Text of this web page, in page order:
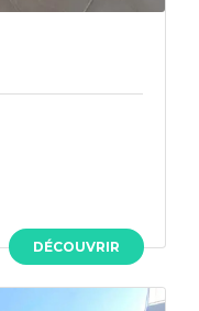
DÉCOUVRIR